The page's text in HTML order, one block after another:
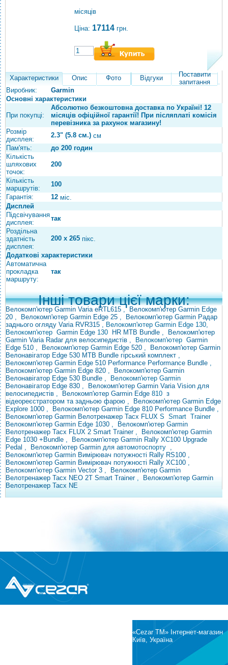
місяців
Ціна: 17114 грн.
Характеристики Опис Фото Відгуки
Поставити
запитання
Виробник:
Garmin
Основні характеристики
При покупці:
Абсолютно безкоштовна доставка по Україні! 12
місяців офіційної гарантії! При післяплаті комісія
перевізника за рахунок магазину!
Розмір
дисплея:
2.3" (5.8 см.) см
Пам'ять:
до 200 годин
Кількість
шляхових
точок:
200
Кількість
маршрутів:
100
Гарантія:
12 міс.
Дисплей
Підсвічування
дисплея:
так
Роздільна
здатність
дисплея:
200 x 265 пікс.
Додаткові характеристики
Автоматична
прокладка
маршруту:
так
Інші товари цієї марки:
Велокомп'ютер Garmin Varia eRTL615 , Велокомп'ютер Garmin Edge
20 , Велокомп'ютер Garmin Edge 25 ,
Велокомп'ютер Garmin Радар
заднього огляду Varia RVR315 , Велокомп'ютер Garmin Edge 130,
Велокомп'ютер Garmin Edge 130 HR MTB Bundle ,
Велокомп'ютер
Garmin Varia Radar для велосипедистів , Велокомп'ютер Garmin
Edge 510 , Велокомп'ютер Garmin Edge 520 ,
Велокомп'ютер Garmin
Велонавігатор Edge 530 MTB Bundle гірський комплект ,
Велокомп'ютер Garmin Edge 510 Performance Performance Bundle ,
Велокомп'ютер Garmin Edge 820 ,
Велокомп'ютер Garmin
Велонавігатор Edge 530 Bundle , Велокомп'ютер Garmin
Велонавігатор Edge 830 , Велокомп'ютер Garmin Varia Vision для
велосипедистів , Велокомп'ютер Garmin Edge 810 з
відеореєстратором та задньою фарою ,
Велокомп'ютер Garmin Edge
Explore 1000 , Велокомп'ютер Garmin Edge 810 Performance Bundle ,
Велокомп'ютер Garmin Велотренажер Tacx FLUX S Smart Trainer
Велокомп'ютер Garmin Edge 1030 ,
Велокомп'ютер Garmin
Велотренажер Tacx FLUX 2 Smart Trainer ,
Велокомп'ютер Garmin
Edge 1030 +Bundle , Велокомп'ютер Garmin Rally XC100 Upgrade
Pedal , Велокомп'ютер Garmin для автомотоспорту ,
Велокомп'ютер Garmin Вимірювач потужності Rally RS100 ,
Велокомп'ютер Garmin Вимірювач потужності Rally XC100 ,
Велокомп'ютер Garmin Vector 3 ,
Велокомп'ютер Garmin
Велотренажер Tacx NEO 2T Smart Trainer ,
Велокомп'ютер Garmin
Велотренажер Tacx NE
®
«Cezar TM» Інтернет-магазин
Київ, Україна